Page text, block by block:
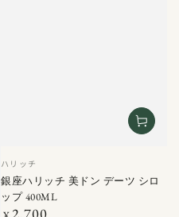
ベ
ン
ダ
ー
ハリッチ
銀座ハリッチ 美ドン デーツ シロ
ップ 400ML
定